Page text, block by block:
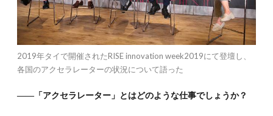
ール
ドに
足を
踏み
たき
っか
2019年タイで開催されたRISE innovation week2019にて登壇し、
各国のアクセラレーターの状況について語った
――「アクセラレーター」とはどのような仕事でしょうか？